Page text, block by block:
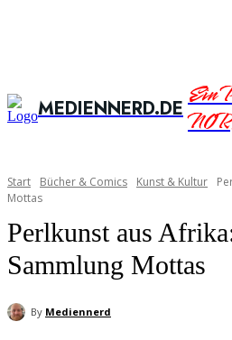
MEDIENNERD.DEEin
Start Bücher & Comics Kunst & Kultur
Mottas
Perlkunst aus
Sammlung Mottas
By Mediennerd